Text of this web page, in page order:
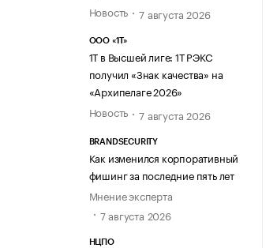
Новость
7 августа 2026
ООО «1Т»
1Т в Высшей лиге: 1Т РЭКС
получил «Знак качества» на
«Архипелаге 2026»
Новость
7 августа 2026
BRANDSECURITY
Как изменился корпоративный
фишинг за последние пять лет
Мнение эксперта
7 августа 2026
НЦПО